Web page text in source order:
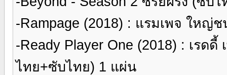
-Rampage (2018) : แรมเพจ ใหญ่
-Ready Player One (2018) : เรด
ไทย+ซับไทย) 1 แผ่น